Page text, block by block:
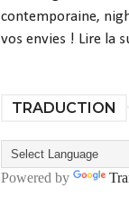
contemporaine,
vos envies ! Lire la
TRADUCTION
Powered by